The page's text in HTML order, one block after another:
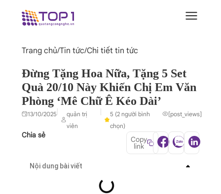
Trang chủ/Tin tức/Chi tiết tin tức
Đừng Tặng Hoa Nữa, Tặng 5 Set
Quà 20/10 Này Khiến Chị Em Văn
Phòng ‘Mê Chữ Ê Kéo Dài’
13/10/2025|
quản trị
viên
|
5 (2 người bình
chọn)
[post_views]
Chia sẻ Copy
link
Nội dung bài viết